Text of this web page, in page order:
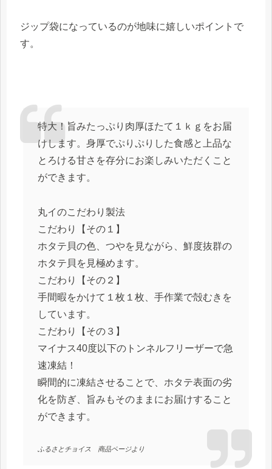
ジップ袋になっているのが地味に嬉しいポイントで
す。
特大！旨みたっぷり肉厚ほたて１ｋｇをお届
けします。身厚でぷりぷりした食感と上品な
とろける甘さを存分にお楽しみいただくこと
ができます。
丸イのこだわり製法
こだわり【その１】
ホタテ貝の色、つやを見ながら、鮮度抜群の
ホタテ貝を見極めます。
こだわり【その２】
手間暇をかけて１枚１枚、手作業で殻むきを
しています。
こだわり【その３】
マイナス40度以下のトンネルフリーザーで急
速凍結！
瞬間的に凍結させることで、ホタテ表面の劣
化を防ぎ、旨みもそのままにお届けすること
ができます。
ふるさとチョイス 商品ページより